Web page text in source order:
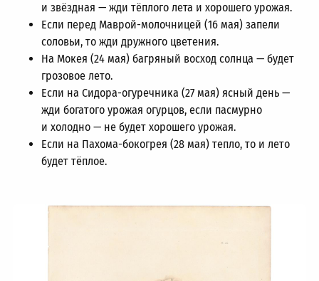
и звёздная — жди тёплого лета и хорошего урожая.
Если перед Маврой-молочницей (16 мая) запели
соловьи, то жди дружного цветения.
На Мокея (24 мая) багряный восход солнца — будет
грозовое лето.
Если на Сидора-огуречника (27 мая) ясный день —
жди богатого урожая огурцов, если пасмурно
и холодно — не будет хорошего урожая.
Если на Пахома-бокогрея (28 мая) тепло, то и лето
будет тёплое.